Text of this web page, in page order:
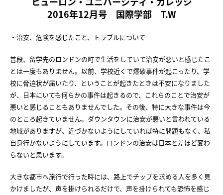
2016年12月号 国際学部 T.W
・治安、危険を感じたこと、トラブルについて
普段、留学先のロンドンの町で生活をしていて治安が悪いと感じたこ
とは一度もありません。以前、学校近くで爆破事件が起こったり、学
校に脅迫状が届いたり、ということが起きたときは不安になりました
が、日本にいても何らかの事件は起きるので、これらのことで治安が
悪いと感じることもありませんでした。その後、特に大きな事件は今
のところ起きていません。ダウンタウンに治安が悪いと言われている
地域がありますが、近づかないようにしていれば特に問題もなく、私
自身行かないようにしています。ロンドンの治安は日本と差ほど変わ
らないと思います。
大きな都市へ旅行で行った時には、路上でチップを求める人を多く見
かけましたが、声を掛けられるだけで、声を掛けられても恐怖を感じ